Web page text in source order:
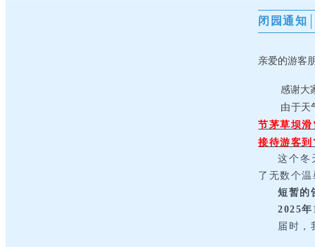
闭园通知
亲爱的游客
感谢大
由于天
节茅草坝滑
接待游客
这个冬
了无数个
短暂的
2025
届时，